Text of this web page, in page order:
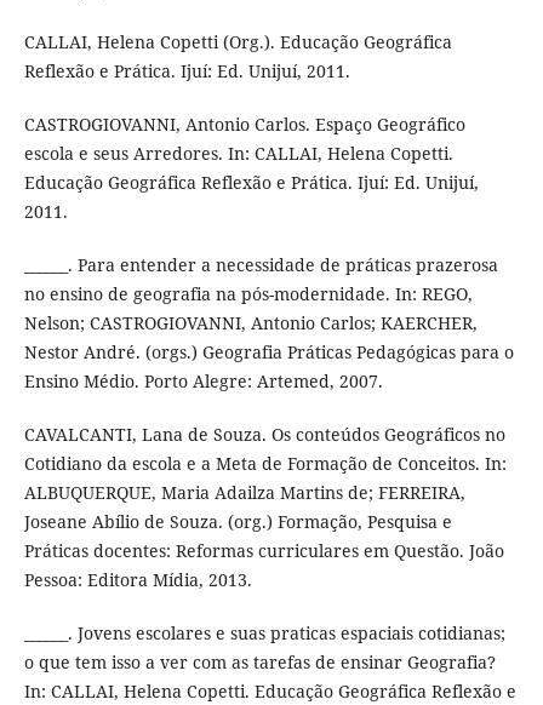
CALLAI, Helena Copetti (Org.). Educação Geográfica
Reflexão e Prática. Ijuí: Ed. Unijuí, 2011.
CASTROGIOVANNI, Antonio Carlos. Espaço Geográfico
escola e seus Arredores. In: CALLAI, Helena Copetti.
Educação Geográfica Reflexão e Prática. Ijuí: Ed. Unijuí,
2011.
______. Para entender a necessidade de práticas prazerosa
no ensino de geografia na pós-modernidade. In: REGO,
Nelson; CASTROGIOVANNI, Antonio Carlos; KAERCHER,
Nestor André. (orgs.) Geografia Práticas Pedagógicas para o
Ensino Médio. Porto Alegre: Artemed, 2007.
CAVALCANTI, Lana de Souza. Os conteúdos Geográficos no
Cotidiano da escola e a Meta de Formação de Conceitos. In:
ALBUQUERQUE, Maria Adailza Martins de; FERREIRA,
Joseane Abílio de Souza. (org.) Formação, Pesquisa e
Práticas docentes: Reformas curriculares em Questão. João
Pessoa: Editora Mídia, 2013.
______. Jovens escolares e suas praticas espaciais cotidianas;
o que tem isso a ver com as tarefas de ensinar Geografia?
In: CALLAI, Helena Copetti. Educação Geográfica Reflexão e